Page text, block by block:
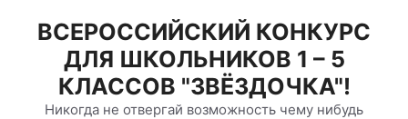
содержимому
ВСЕРОССИЙСКИЙ КОНКУРС
ДЛЯ ШКОЛЬНИКОВ 1 – 5
КЛАССОВ "ЗВЁЗДОЧКА"!
Никогда не отвергай возможность чему нибудь